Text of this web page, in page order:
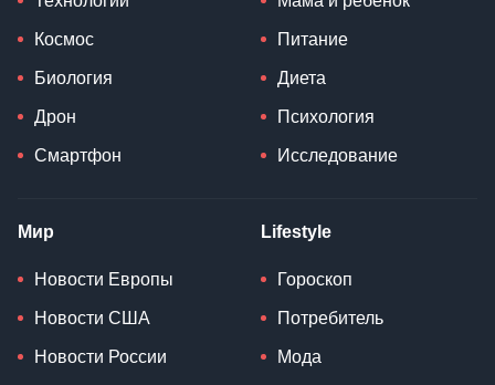
Космос
Биология
Дрон
Смартфон
Питание
Диета
Психология
Исследование
Мир
Новости Европы
Новости США
Новости России
Lifestyle
Гороскоп
Потребитель
Мода